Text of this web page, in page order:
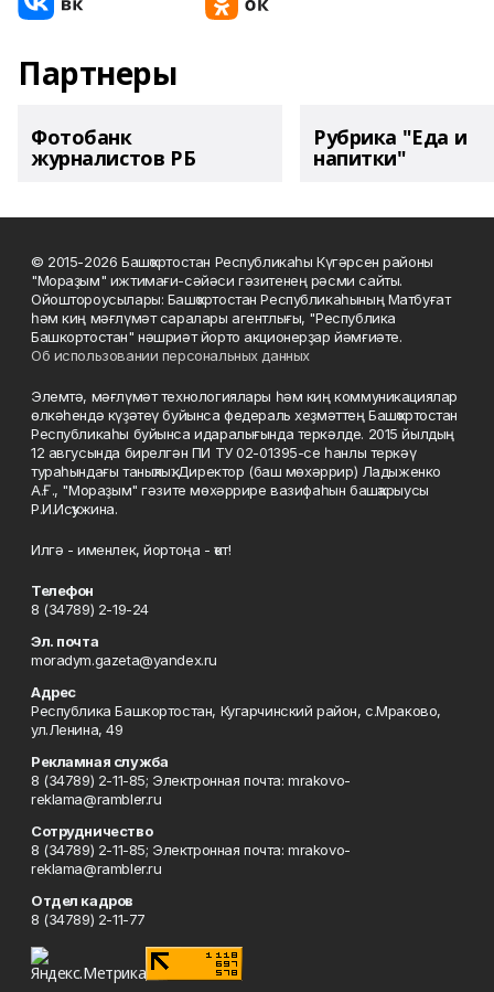
Партнеры
Фотобанк
журналистов РБ
Рубрика "Еда и
напитки"
© 2015-2026 Башҡортостан Республикаһы Күгәрсен районы
"Мораҙым" ижтимағи-сәйәси гәзитенең рәсми сайты.
Ойоштороусылары: Башҡортостан Республикаһының Матбуғат
һәм киң мәғлүмәт саралары агентлығы, "Республика
Башкортостан" нәшриәт йорто акционерҙар йәмғиәте.
Об использовании персональных данных
Элемтә, мәғлүмәт технологиялары һәм киң коммуникациялар
өлкәһендә күҙәтеү буйынса федераль хеҙмәттең Башҡортостан
Республикаһы буйынса идаралығында теркәлде. 2015 йылдың
12 авгусында бирелгән ПИ ТУ 02-01395-се һанлы теркәү
тураһындағы таныҡлыҡ. Директор (баш мөхәррир) Ладыженко
А.Ғ., "Мораҙым" гәзите мөхәррире вазифаһын башҡарыусы
Р.И.Исҡужина.
Илгә - именлек, йортоңа - ҡот!
Телефон
8 (34789) 2-19-24
Эл. почта
moradym.gazeta@yandex.ru
Адрес
Республика Башкортостан, Кугарчинский район, с.Мраково,
ул.Ленина, 49
Рекламная служба
8 (34789) 2-11-85; Электронная почта: mrakovo-
reklama@rambler.ru
Сотрудничество
8 (34789) 2-11-85; Электронная почта: mrakovo-
reklama@rambler.ru
Отдел кадров
8 (34789) 2-11-77